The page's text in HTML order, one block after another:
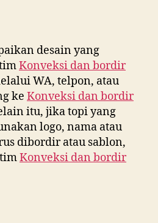
desain yang
Konveksi dan bordir
WA, telpon, atau
ke Konveksi dan bordir
itu, jika topi yang
logo, nama atau
dibordir atau sablon,
Konveksi dan bordir